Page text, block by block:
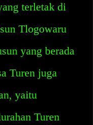
terletak di
Tlogowaru
yang berada
Turen juga
yaitu
Turen